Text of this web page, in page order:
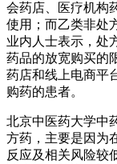
会药店、医疗机构
使用；而乙类非处
业内人士表示，处
药品的放宽购买的
药店和线上电商平
购药的患者。
北京中医药大学中
方药，主要是因为
反应及相关风险较